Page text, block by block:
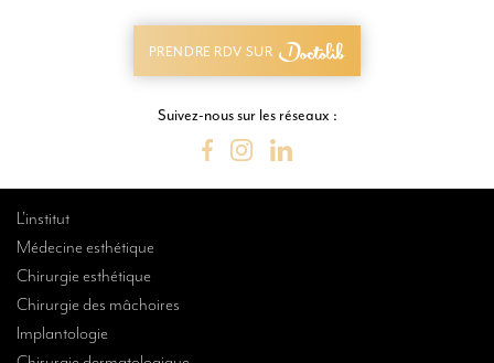
PRENDRE RDV SUR
Suivez-nous sur les réseaux :
L’institut
Médecine esthétique
Chirurgie esthétique
Chirurgie des mâchoires
Implantologie